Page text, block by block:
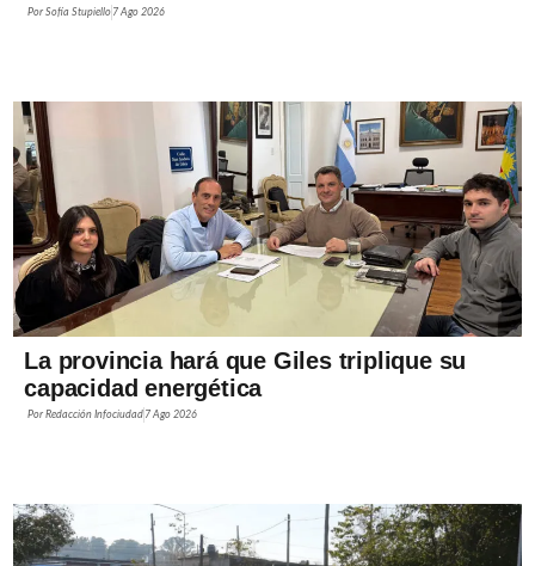
PorSofía Stupiello 7 Ago 2026
La provincia hará que Giles triplique su
capacidad energética
PorRedacción Infociudad 7 Ago 2026